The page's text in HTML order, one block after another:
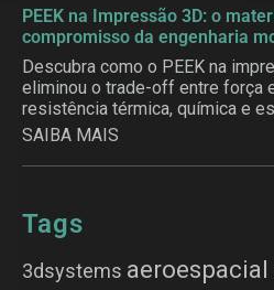
PEEK na Impressão 3D: o
compromisso da engenharia
Descubra como o PEEK na
eliminou o trade-off entre força
resistência térmica, química e
SAIBA MAIS
Tags
3dsystems aeroespacial